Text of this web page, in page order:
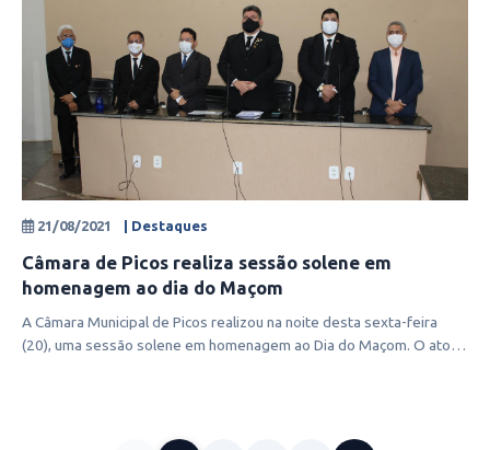
21/08/2021 | Destaques
Câmara de Picos realiza sessão solene em
homenagem ao dia do Maçom
A Câmara Municipal de Picos realizou na noite desta sexta-feira
(20), uma sessão solene em homenagem ao Dia do Maçom. O ato